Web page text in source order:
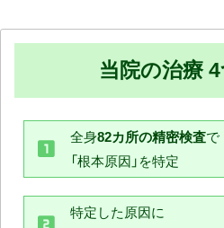
当院の治療
全身82カ所の精密検査で
「根本原因」を特定
特定した原因に